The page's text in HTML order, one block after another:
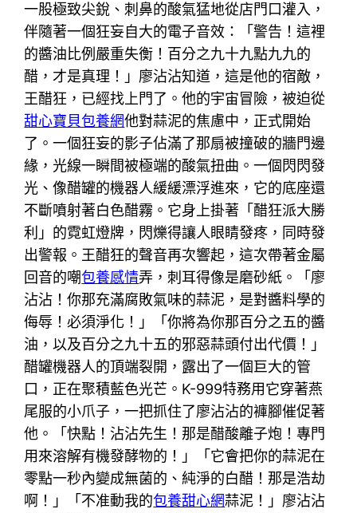
一股極致尖銳、刺鼻的酸氣猛地從店門口灌入，
伴隨著一個狂妄自大的電子音效：「警告！這裡
的醬油比例嚴重失衡！百分之九十九點九九的
醋，才是真理！」廖沾沾知道，這是他的宿敵，
王醋狂，已經找上門了。他的宇宙冒險，被迫從
甜心寶貝包養網他對蒜泥的焦慮中，正式開始
了。一個狂妄的影子佔滿了那扇被撞破的牆門邊
緣，光線一瞬間被極端的酸氣扭曲。一個閃閃發
光、像醋罐的機器人緩緩漂浮進來，它的底座還
不斷噴射著白色醋霧。它身上掛著「醋狂派大勝
利」的霓虹燈牌，閃爍得讓人眼睛發疼，同時發
出警報。王醋狂的聲音再次響起，這次帶著金屬
回音的嘲包養感情弄，刺耳得像是磨砂紙。「廖
沾沾！你那充滿腐敗氣味的蒜泥，是對醬料學的
侮辱！必須淨化！」「你將為你那百分之五的醬
油，以及百分之九十五的邪惡蒜頭付出代價！」
醋罐機器人的頂端裂開，露出了一個巨大的管
口，正在聚積藍色光芒。K-999特務用它穿著燕
尾服的小爪子，一把抓住了廖沾沾的褲腳催促著
他。「快點！沾沾先生！那是醋酸離子炮！專門
用來溶解有機發酵物的！」「它會把你的蒜泥在
零點一秒內變成無菌的、純淨的白醋！那是浩劫
啊！」「不准動我的包養甜心網蒜泥！」廖沾沾